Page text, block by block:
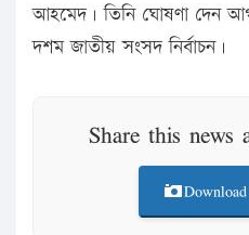
আহমেদ। তিনি ঘোষণা দেন
দশম জাতীয় সংসদ নির্বাচন।
Share this news